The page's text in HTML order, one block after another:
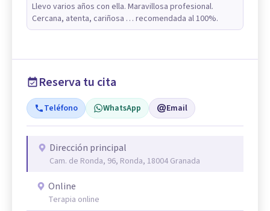
Llevo varios años con ella. Maravillosa profesional.
Cercana, atenta, cariñosa … recomendada al 100%.
Reserva tu cita
Teléfono WhatsApp Email
Dirección principal
Cam. de Ronda, 96, Ronda, 18004 Granada
Online
Terapia online